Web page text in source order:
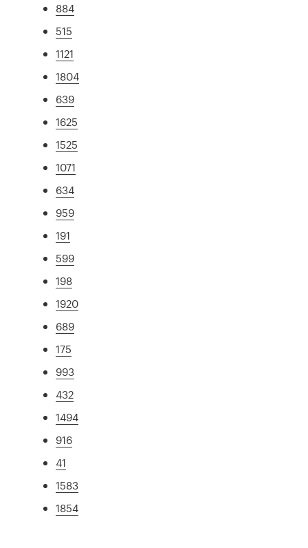
884
515
1121
1804
639
1625
1525
1071
634
959
191
599
198
1920
689
175
993
432
1494
916
41
1583
1854